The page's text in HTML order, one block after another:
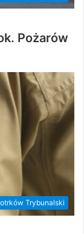
Pożarów
Trybunalski